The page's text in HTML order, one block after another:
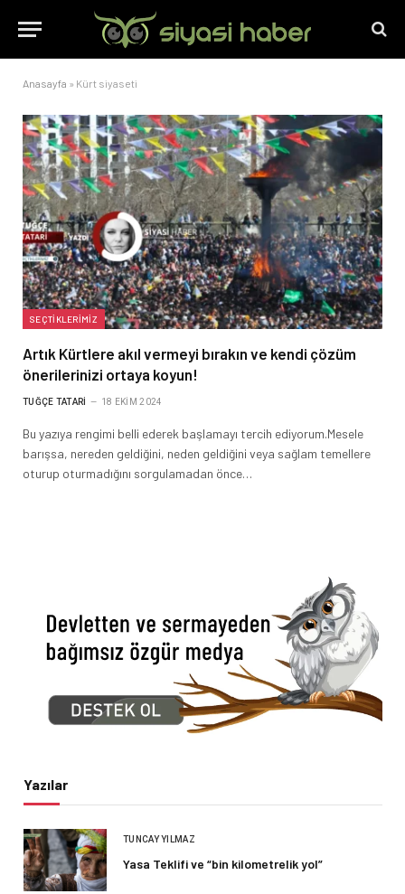
Anasayfa » Kürt siyaseti
SEÇTIKLERIMIZ
Artık Kürtlere akıl vermeyi bırakın ve kendi çözüm
önerilerinizi ortaya koyun!
TUĞÇE TATARI 18 EKIM 2024
Bu yazıya rengimi belli ederek başlamayı tercih ediyorum.Mesele
barışsa, nereden geldiğini, neden geldiğini veya sağlam temellere
oturup oturmadığını sorgulamadan önce…
Yazılar
TUNCAY YILMAZ
Yasa Teklifi ve “bin kilometrelik yol”